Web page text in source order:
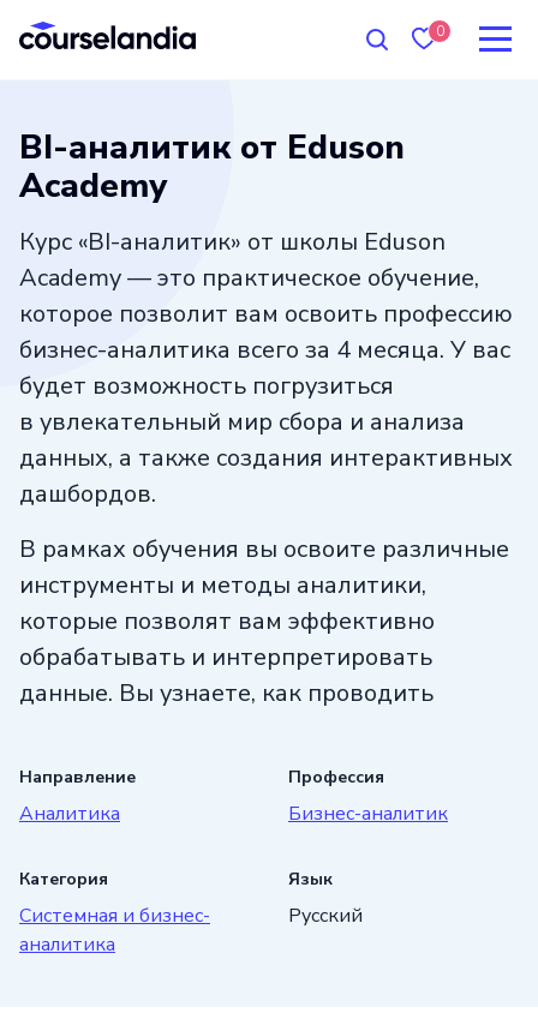
0
BI-аналитик от Eduson
Academy
Курс «BI-аналитик» от школы Eduson
Academy — это практическое обучение,
которое позволит вам освоить профессию
бизнес-аналитика всего за 4 месяца. У вас
будет возможность погрузиться
в увлекательный мир сбора и анализа
данных, а также создания интерактивных
дашбордов.
В рамках обучения вы освоите различные
инструменты и методы аналитики,
которые позволят вам эффективно
обрабатывать и интерпретировать
данные. Вы узнаете, как проводить
тренды и закономерности, а также делать
прогнозы о будущих результатах.
заданий и кейсов, которые помогут вам
применить полученные знания
на практике. Вы будете решать реальные
Направление
Аналитика
Профессия
Бизнес-аналитик
Категория
Системная и бизнес-
аналитика
Язык
Русский